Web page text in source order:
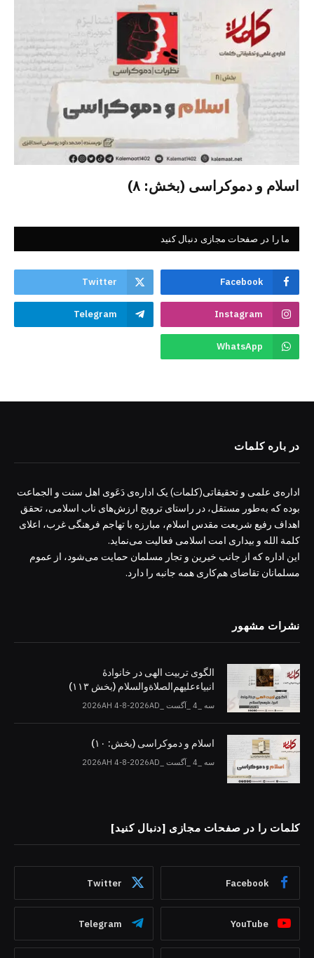
اسلام و دموکراسی (بخش: ۸)
ما را در صفحات مجازی دنبال کنید
Facebook
Twitter
Instagram
Telegram
WhatsApp
در باره کلمات
اداره‌ی علمی و تحقیقاتی(کلمات) یک اداره‌ی دَعَوی اهل سنت و الجماعت
بوده که به‌طور مستقل، در راستای ترویج ارزش‌های ناب اسلامی، تحقق
اهداف رفیع شریعت مقدس اسلام، مبارزه با تهاجم فرهنگی غرب، اعلای
کلمة الله و بیداری امت اسلامی فعالیت می‌نماید.
این اداره که از جانب خیرین و تجار مسلمان حمایت می‌شود، از عموم
مسلمانان تقاضای هم‌کاری همه جانبه را دارد.
نشرات مشهور
الگوی تربیت الهی در خانوادۀ
انبیاءعلیهم‌الصلاةو‌السلام (بخش ۱۱۳)
سه _4 _آگست _2026AH 4-8-2026AD
اسلام و دموکراسی (بخش: ۱۰)
سه _4 _آگست _2026AH 4-8-2026AD
کلمات را در صفحات مجازی [دنبال کنید]
Facebook
Twitter
YouTube
Telegram